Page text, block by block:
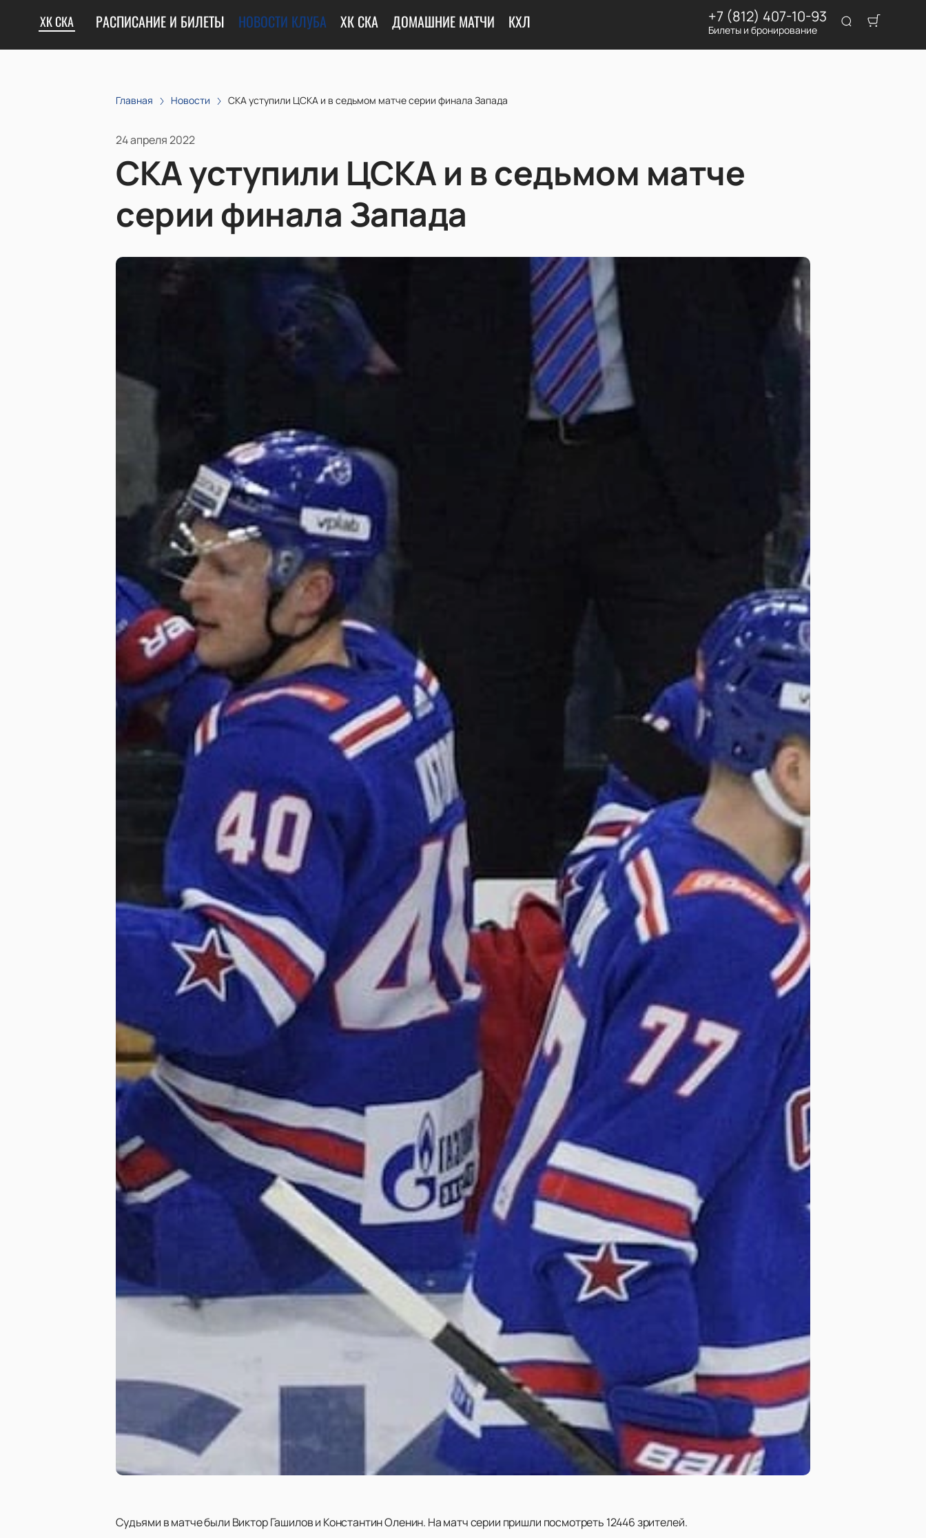
ХК СКА РАСПИСАНИЕ И БИЛЕТЫ НОВОСТИ КЛУБА ХК СКА ДОМАШНИЕ МАТЧИ КХЛ +7 (812) 407-10-93
Билеты и бронирование
Главная Новости СКА уступили ЦСКА и в седьмом матче серии финала Запада
24 апреля 2022
СКА уступили ЦСКА и в седьмом матче
серии финала Запада
Судьями в матче были Виктор Гашилов и Константин Оленин. На матч серии пришли посмотреть 12446 зрителей.